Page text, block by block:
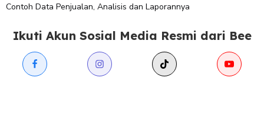
Contoh Data Penjualan, Analisis dan Laporannya
Ikuti Akun Sosial Media Resmi dari Bee